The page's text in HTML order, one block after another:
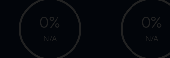
0%
N/A
0%
N/A